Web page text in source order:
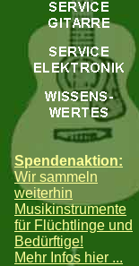
Spendenaktion:
Wir sammeln
weiterhin
Musikinstrumente
für Flüchtlinge und
Bedürftige!
Mehr Infos hier ...